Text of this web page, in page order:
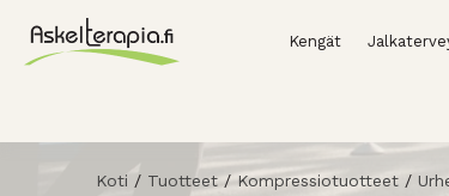
Kengät
Koti / Tuotteet / Kompressiotuotteet /